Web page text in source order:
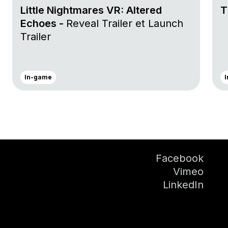
Little Nightmares VR: Altered
Echoes - Reveal Trailer et Launch
Trailer
In-game
Facebook
Vimeo
LinkedIn